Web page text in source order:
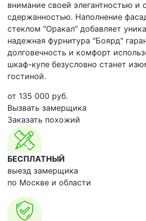
внимание своей элегантностью и
сдержанностью. Наполнение
стеклом "Оракал" добавляет
надежная фурнитура "Боярд"
долговечность и комфорт
шкаф-купе безусловно станет
гостиной.
от 135 000 руб.
Вызвать замерщика
Заказать похожий
БЕСПЛАТНЫЙ
выезд замерщика
по Москве и области